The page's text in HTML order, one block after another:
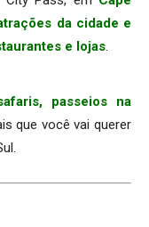
da cidade e
e lojas
passeios na
que você vai querer